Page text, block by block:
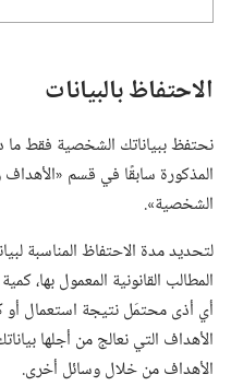
الاحتفاظ بالبيانات
نحتفظ ببياناتك الشخصية فقط ما
المذكورة سابقًا في قسم «الأهداف
الشخصية».‏
لتحديد مدة الاحتفاظ المناسبة
المطالب القانونية المعمول بها،‏
أي أذى محتمَل نتيجة استعمال
الأهداف التي نعالج من أجلها
الأهداف من خلال وسائل أخرى.‏